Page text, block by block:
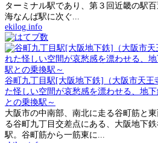
ターミナル駅であり、第３回近畿の駅
海なんば駅に次ぐ...
ekilog.info
谷町九丁目駅[大阪地下鉄]（大阪市天王
た怪しい空間が哀愁感を漂わせる、地
との乗換駅～
大阪市の中南部、南北に走る谷町筋と
る谷町九丁目交差点にある、大阪地下
駅。谷町筋から一筋東に...